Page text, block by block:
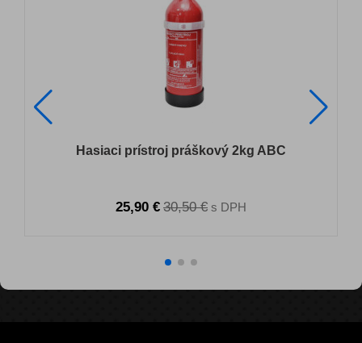
Hasiaci prístroj práškový 2kg ABC
25,90 € 30,50 € s DPH